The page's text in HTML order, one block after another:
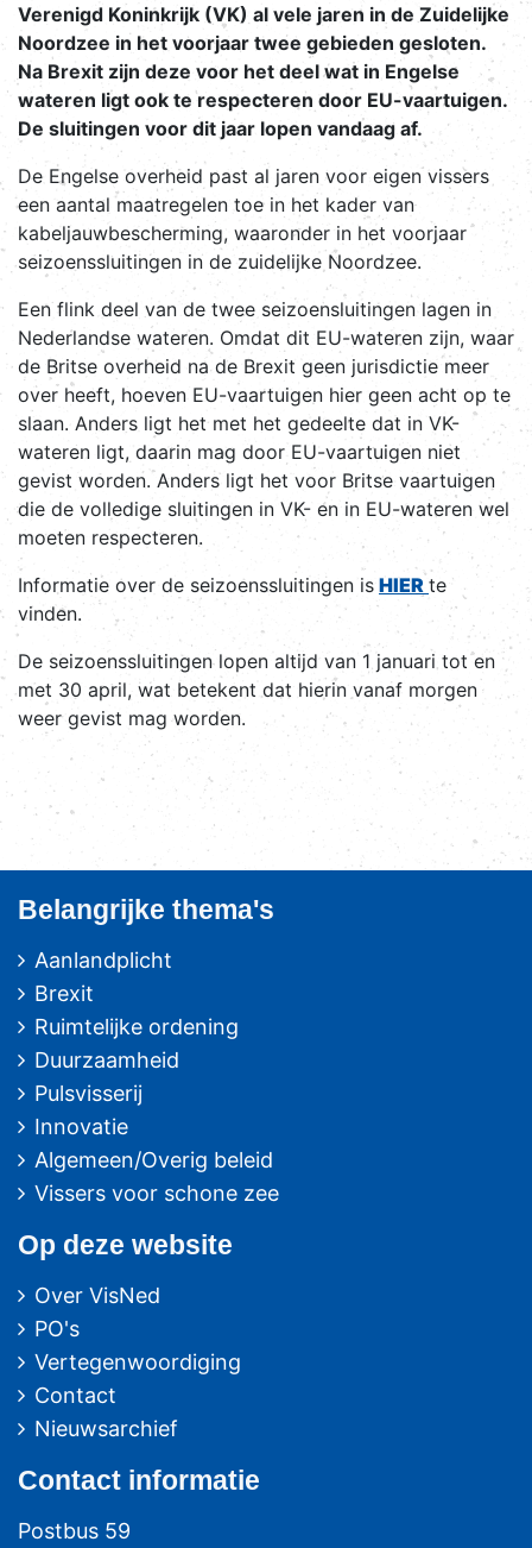
Verenigd Koninkrijk (VK) al vele jaren in de Zuidelijke
Noordzee in het voorjaar twee gebieden gesloten.
Na Brexit zijn deze voor het deel wat in Engelse
wateren ligt ook te respecteren door EU-vaartuigen.
De sluitingen voor dit jaar lopen vandaag af.
De Engelse overheid past al jaren voor eigen vissers
een aantal maatregelen toe in het kader van
kabeljauwbescherming, waaronder in het voorjaar
seizoenssluitingen in de zuidelijke Noordzee.
Een flink deel van de twee seizoensluitingen lagen in
Nederlandse wateren. Omdat dit EU-wateren zijn, waar
de Britse overheid na de Brexit geen jurisdictie meer
over heeft, hoeven EU-vaartuigen hier geen acht op te
slaan. Anders ligt het met het gedeelte dat in VK-
wateren ligt, daarin mag door EU-vaartuigen niet
gevist worden. Anders ligt het voor Britse vaartuigen
die de volledige sluitingen in VK- en in EU-wateren wel
moeten respecteren.
Informatie over de seizoenssluitingen is HIER te
vinden.
De seizoenssluitingen lopen altijd van 1 januari tot en
met 30 april, wat betekent dat hierin vanaf morgen
weer gevist mag worden.
Belangrijke thema's
Aanlandplicht
Brexit
Ruimtelijke ordening
Duurzaamheid
Pulsvisserij
Innovatie
Algemeen/Overig beleid
Vissers voor schone zee
Op deze website
Over VisNed
PO's
Vertegenwoordiging
Contact
Nieuwsarchief
Contact informatie
Postbus 59